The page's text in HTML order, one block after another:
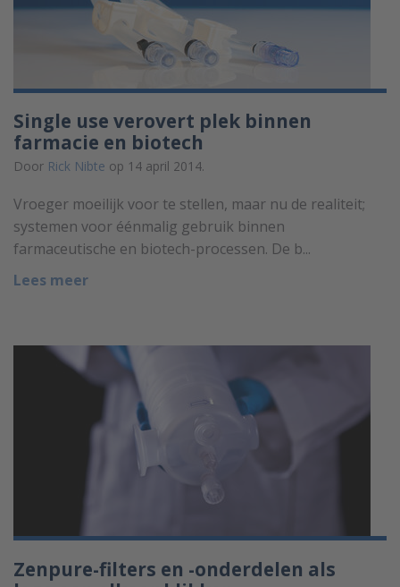
Single use verovert plek binnen
farmacie en biotech
Door Rick Nibte op 14 april 2014.
Vroeger moeilijk voor te stellen, maar nu de realiteit;
systemen voor éénmalig gebruik binnen
farmaceutische en biotech-processen. De b...
Lees meer
Zenpure-filters en -onderdelen als